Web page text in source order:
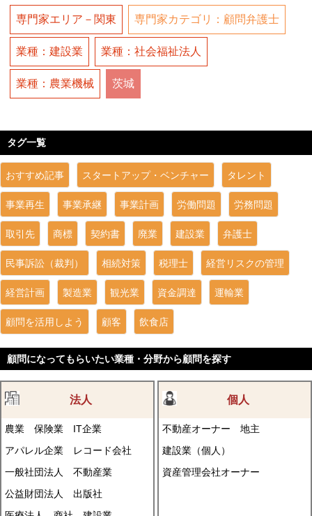
専門家エリア－関東 専門家カテゴリ：顧問弁護士
業種：建設業 業種：社会福祉法人
業種：農業機械 茨城
タグ一覧
おすすめ記事 スタートアップ・ベンチャー タレント
事業再生 事業承継 事業計画 労働問題 労務問題
取引先 商標 契約書 廃業 建設業 弁護士
民事訴訟（裁判） 相続対策 税理士 経営リスクの管理
経営計画 製造業 観光業 資金調達 運輸業
顧問を活用しよう 顧客 飲食店
顧問になってもらいたい業種・分野から顧問を探す
法人
農業 保険業
IT企業
アパレル企業
レコード会社
一般社団法人
不動産業
公益財団法人
出版社
個人
不動産オーナー
地主
建設業（個人）
資産管理会社オーナー